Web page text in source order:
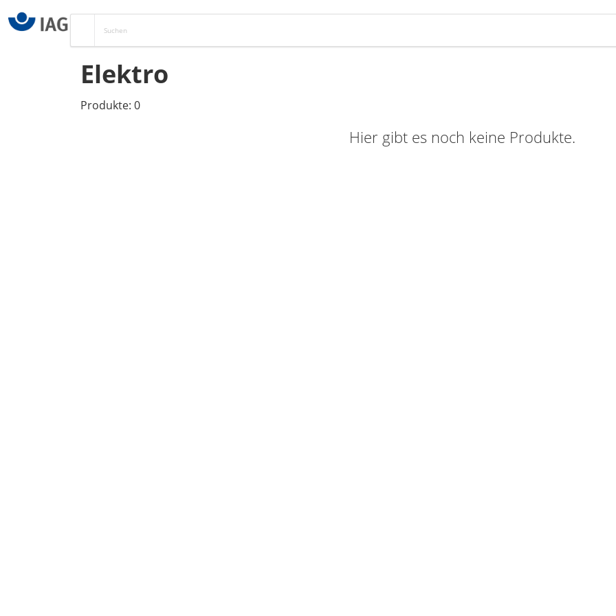
Elektro
Produkte: 0
Hier gibt es noch keine Produkte.